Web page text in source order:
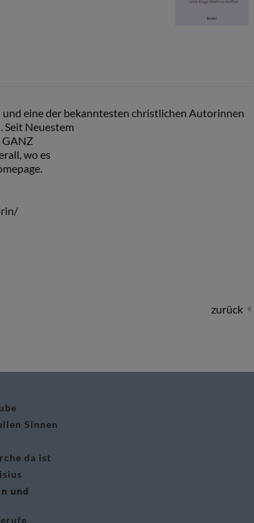
eine der bekanntesten christlichen Autorinnen
Seit Neuestem
GANZ
wo es
zurück
Sinnen
da ist
und